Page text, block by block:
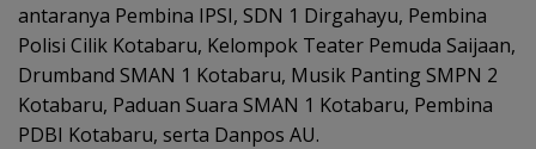
antaranya Pembina IPSI, SDN 1 Dirgahayu, Pembina
Polisi Cilik Kotabaru, Kelompok Teater Pemuda Saijaan,
Drumband SMAN 1 Kotabaru, Musik Panting SMPN 2
Kotabaru, Paduan Suara SMAN 1 Kotabaru, Pembina
PDBI Kotabaru, serta Danpos AU.